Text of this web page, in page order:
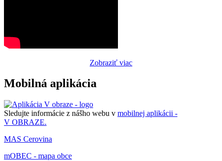
Zobraziť viac
Mobilná aplikácia
Sledujte informácie z nášho webu v mobilnej aplikácii -
V OBRAZE.
MAS Cerovina
mOBEC - mapa obce